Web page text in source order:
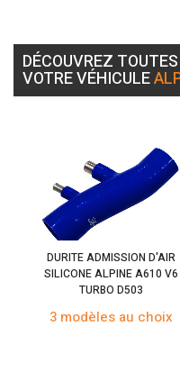
DÉCOUVREZ
VOTRE VÉHICULE
DURITE ADMISSION D'AIR
SILICONE ALPINE A610 V6
TURBO D503
3 modèles au choix